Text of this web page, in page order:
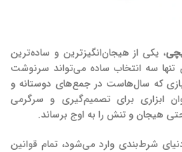
، یکی از هیجان‌انگیزترین و ساده‌ترین
سه انتخاب ساده می‌تواند سرنوشت
که سال‌هاست در جمع‌های دوستانه و
ابزاری برای تصمیم‌گیری و سرگرمی
هیجان و تنش را به اوج برساند.
شرط‌بندی وارد می‌شود، تمام قوانین